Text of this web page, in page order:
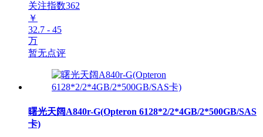
关注指数362
￥
32.7 - 45
万
暂无点评
曙光天阔A840r-G(Opteron 6128*2/2*4GB/2*500GB/SAS
卡)